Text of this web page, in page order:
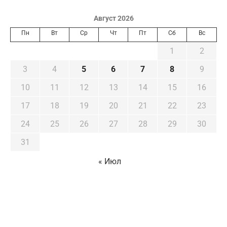
Август 2026
Пн Вт Ср Чт Пт Сб Вс
1
2
3
4 5 6 7 8
9
10
11 12 13 14 15
16
17
18 19 20 21 22
23
24
25 26 27 28 29
30
31
« Июл